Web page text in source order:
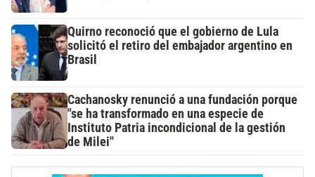
Quirno reconoció que el gobierno de Lula
solicitó el retiro del embajador argentino en
Brasil
Cachanosky renunció a una fundación porque
"se ha transformado en una especie de
Instituto Patria incondicional de la gestión
de Milei"